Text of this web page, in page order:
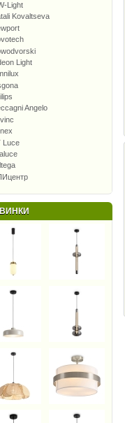
Light
Kovaltseva
Light
Angelo
Luce